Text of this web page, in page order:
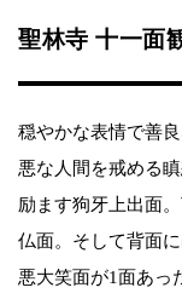
聖林寺 十一面
穏やかな表情で善
悪な人間を戒める
励ます狗牙上出面
仏面。そして背面
悪大笑面が1面あっ